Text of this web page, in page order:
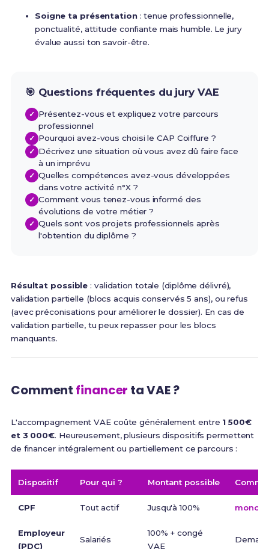
Soigne ta présentation: tenue professionnelle,
ponctualité, attitude confiante mais humble. Le jury
évalue aussi ton savoir-être.
🎯 Questions fréquentes du jury VAE
Présentez-vous et expliquez votre parcours
professionnel
Pourquoi avez-vous choisi le CAP Coiffure ?
Décrivez une situation où vous avez dû faire face
à un imprévu
Quelles compétences avez-vous développées
dans votre activité n°X ?
Comment vous tenez-vous informé des
évolutions de votre métier ?
Quels sont vos projets professionnels après
l'obtention du diplôme ?
Résultat possible : validation totale (diplôme délivré),
validation partielle (blocs acquis conservés 5 ans), ou refus
(avec préconisations pour améliorer le dossier). En cas de
validation partielle, tu peux repasser pour les blocs
manquants.
Comment financer ta VAE ?
L'accompagnement VAE coûte généralement entre 1 500€
et 3 000€. Heureusement, plusieurs dispositifs permettent
de financer intégralement ou partiellement ce parcours :
Dispositif Pour qui ? Montant possible
CPF Tout actif Jusqu'à 100%
Employeur
(PDC)
Salariés
100% + congé
VAE